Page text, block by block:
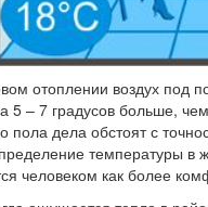
отоплении воздух под
5 – 7 градусов больше,
пола дела обстоят с
температуры
человеком как более